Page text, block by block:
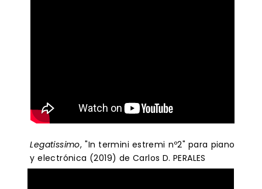
Legatissimo, "In termini estremi nº2" para piano
y electrónica (2019) de Carlos D. PERALES